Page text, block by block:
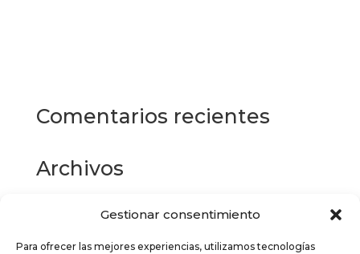
Gestionar consentimiento
Para ofrecer las mejores experiencias, utilizamos tecnologías
Comentarios recientes
Archivos
Categorías
No hay categorías